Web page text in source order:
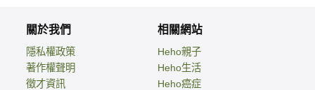
關於我們
隱私權政策
著作權聲明
徵才資訊
相關網站
Heho親子
Heho生活
Heho癌症